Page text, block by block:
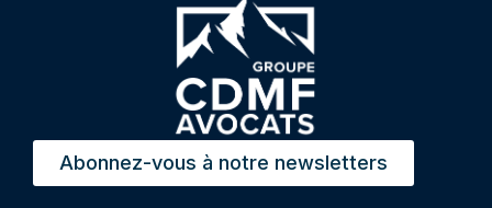
Abonnez-vous à notre newsletters